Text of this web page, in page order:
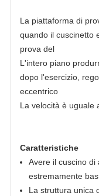
La piattaforma di
quando il cuscinetto
prova del
L'intero piano
dopo l'esercizio,
eccentrico
La velocità è uguale
Caratteristiche
Avere il cuscino di
estremamente
La struttura unica